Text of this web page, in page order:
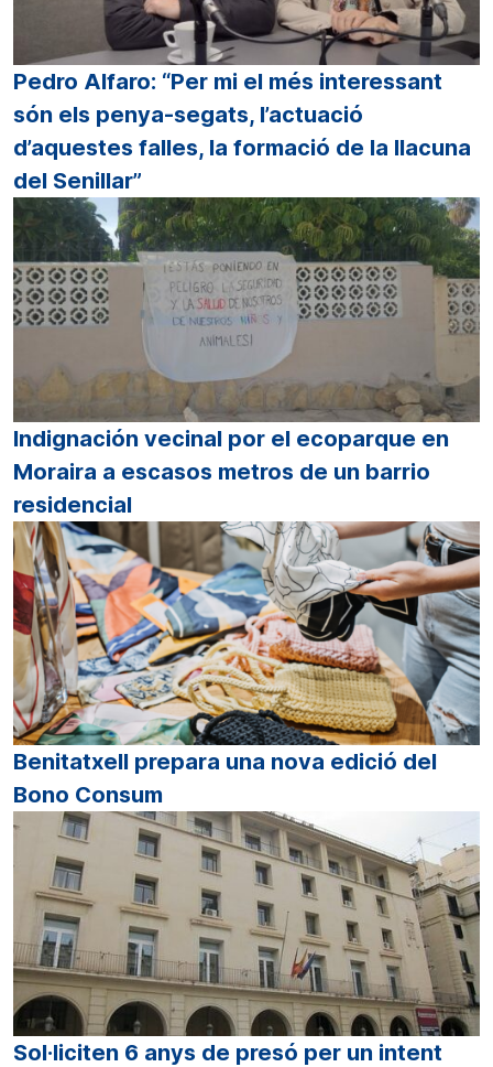
Pedro Alfaro: “Per mi el més interessant
són els penya-segats, l’actuació
d’aquestes falles, la formació de la llacuna
del Senillar”
Indignación vecinal por el ecoparque en
Moraira a escasos metros de un barrio
residencial
Benitatxell prepara una nova edició del
Bono Consum
Sol·liciten 6 anys de presó per un intent